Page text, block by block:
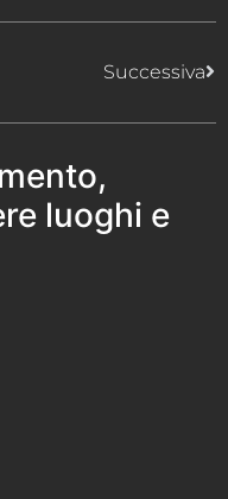
Successiva
luoghi e